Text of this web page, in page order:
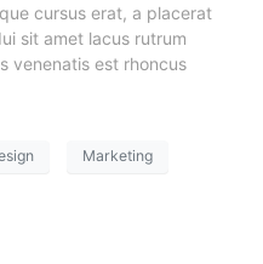
cursus erat, a placerat
sit amet lacus rutrum
venenatis est rhoncus
Marketing